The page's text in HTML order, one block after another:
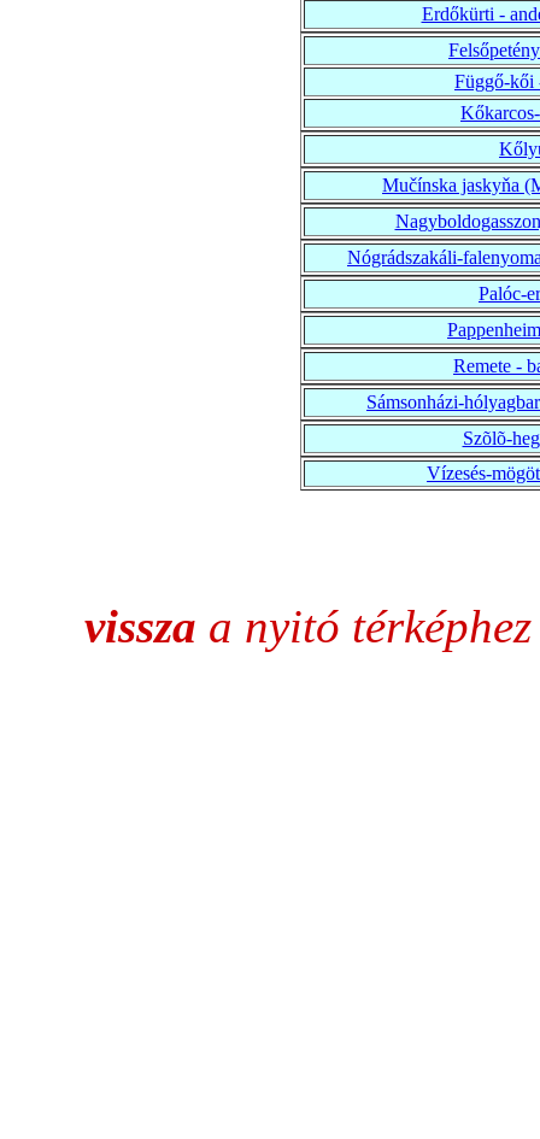
Erdőkürti -
Függő-kői
Mučínska jaskyňa
Nógrádszakáli-
Palóc-
Remete -
Sámsonházi-
Szõlõ-
Vízesés-
vissza a nyitó